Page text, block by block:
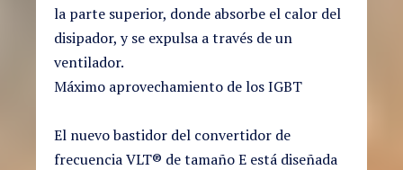
la parte superior, donde absorbe el calor del
disipador, y se expulsa a través de un
ventilador.
Máximo aprovechamiento de los IGBT
El nuevo bastidor del convertidor de
frecuencia VLT® de tamaño E está diseñada